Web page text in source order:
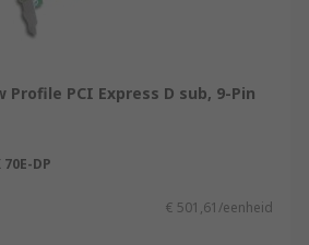
Profile PCI Express D sub, 9-Pin
70E-DP
€ 501,61/eenheid